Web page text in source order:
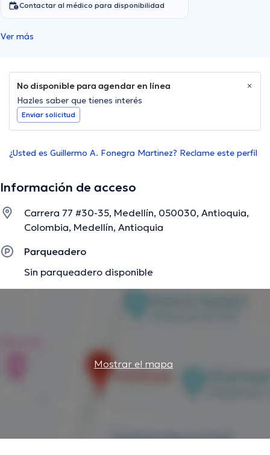
Contactar al médico para disponibilidad
Ver más
No disponible para agendar en línea
Hazles saber que tienes interés
Enviar solicitud
¿Usted es Guillermo A. Fonegra Martinez? Reclame este perfil
Información de acceso
Carrera 77 #30-35, Medellín, 050030, Antioquia,
Colombia, Medellín, Antioquia
Parqueadero
Sin parqueadero disponible
Mostrar el mapa